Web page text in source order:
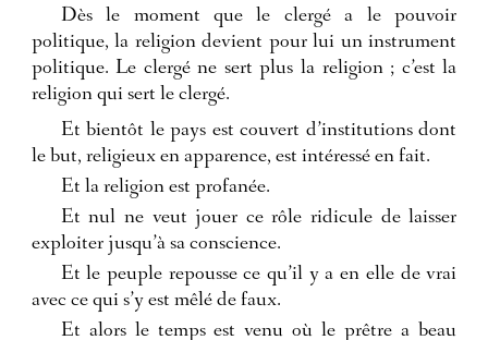
Dès le moment que le clergé a le pouvoir
politique, la religion devient pour lui un instrument
politique. Le clergé ne sert plus la religion ; c’est la
religion qui sert le clergé.
Et bientôt le pays est couvert d’institutions dont
le but, religieux en apparence, est intéressé en fait.
Et la religion est profanée.
Et nul ne veut jouer ce rôle ridicule de laisser
exploiter jusqu’à sa conscience.
Et le peuple repousse ce qu’il y a en elle de vrai
avec ce qui s’y est mêlé de faux.
Et alors le temps est venu où le prêtre a beau